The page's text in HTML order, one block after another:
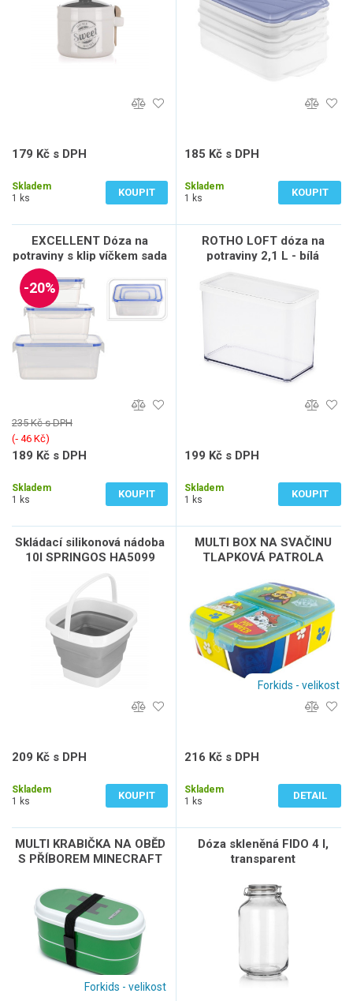
179 Kč s DPH
Skladem
1 ks
KOUPIT
185 Kč s DPH
Skladem
1 ks
KOUPIT
EXCELLENT Dóza na
potraviny s klip víčkem sada
3 ks KO-024000060
-20%
235 Kč s DPH
(‐ 46 Kč)
189 Kč s DPH
Skladem
1 ks
KOUPIT
ROTHO LOFT dóza na
potraviny 2,1 L - bílá
199 Kč s DPH
Skladem
1 ks
KOUPIT
Skládací silikonová nádoba
10l SPRINGOS HA5099
209 Kč s DPH
Skladem
1 ks
KOUPIT
MULTI BOX NA SVAČINU
TLAPKOVÁ PATROLA
Forkids - velikost
216 Kč s DPH
Skladem
1 ks
DETAIL
MULTI KRABIČKA NA OBĚD
S PŘÍBOREM MINECRAFT
Forkids - velikost
Dóza skleněná FIDO 4 l,
transparent